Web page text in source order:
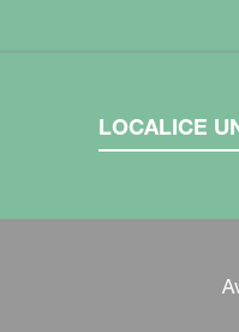
LOCALICE